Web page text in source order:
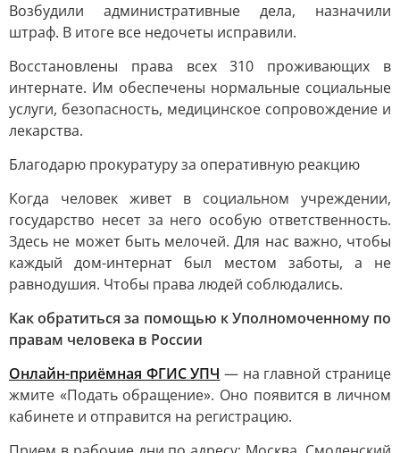
Возбудили административные дела, назначили
штраф. В итоге все недочеты исправили.
Восстановлены права всех 310 проживающих в
интернате. Им обеспечены нормальные социальные
услуги, безопасность, медицинское сопровождение и
лекарства.
Благодарю прокуратуру за оперативную реакцию
Когда человек живет в социальном учреждении,
государство несет за него особую ответственность.
Здесь не может быть мелочей. Для нас важно, чтобы
каждый дом-интернат был местом заботы, а не
равнодушия. Чтобы права людей соблюдались.
Как обратиться за помощью к Уполномоченному по
правам человека в России
Онлайн-приёмная ФГИС УПЧ — на главной странице
жмите «Подать обращение». Оно появится в личном
кабинете и отправится на регистрацию.